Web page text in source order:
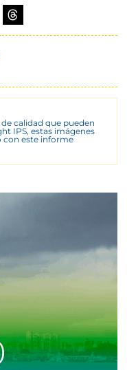
calidad que pueden
IPS, estas imágenes
con este informe